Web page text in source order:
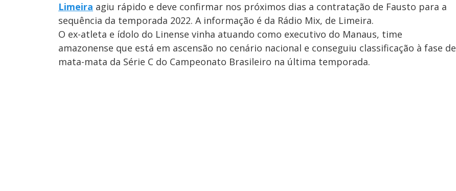
Limeira agiu rápido e deve confirmar nos próximos dias a contratação de Fausto para a
sequência da temporada 2022. A informação é da Rádio Mix, de Limeira.
O ex-atleta e ídolo do Linense vinha atuando como executivo do Manaus, time
amazonense que está em ascensão no cenário nacional e conseguiu classificação à fase de
mata-mata da Série C do Campeonato Brasileiro na última temporada.